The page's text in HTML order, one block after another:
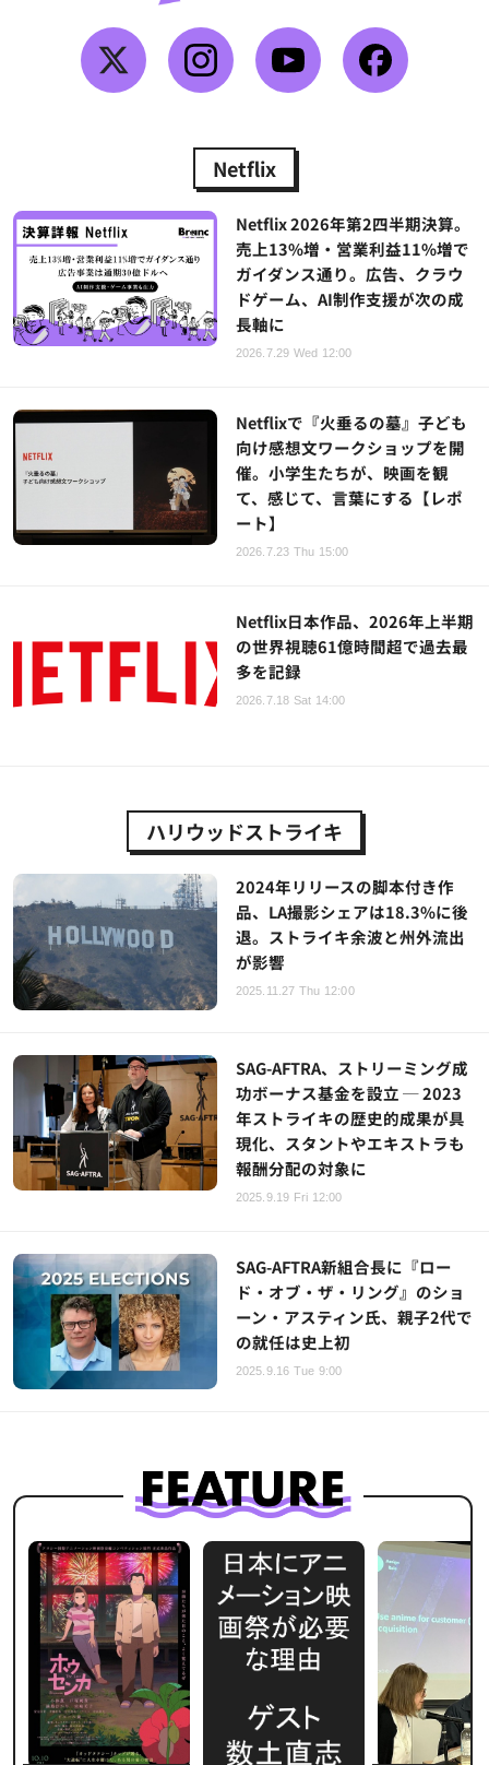
Netflix
Netflix 2026年第2四半期決算。
売上13%増・営業利益11%増で
ガイダンス通り。広告、クラウ
ドゲーム、AI制作支援が次の成
長軸に
2026.7.29 Wed 12:00
Netflixで『火垂るの墓』子ども
向け感想文ワークショップを開
催。小学生たちが、映画を観
て、感じて、言葉にする【レポ
ート】
2026.7.23 Thu 15:00
Netflix日本作品、2026年上半期
の世界視聴61億時間超で過去最
多を記録
2026.7.18 Sat 14:00
ハリウッドストライキ
2024年リリースの脚本付き作
品、LA撮影シェアは18.3%に後
退。ストライキ余波と州外流出
が影響
2025.11.27 Thu 12:00
SAG-AFTRA、ストリーミング成
功ボーナス基金を設立 ─ 2023
年ストライキの歴史的成果が具
現化、スタントやエキストラも
報酬分配の対象に
2025.9.19 Fri 12:00
SAG-AFTRA新組合長に『ロー
ド・オブ・ザ・リング』のショ
ーン・アスティン氏、親子2代で
の就任は史上初
2025.9.16 Tue 9:00